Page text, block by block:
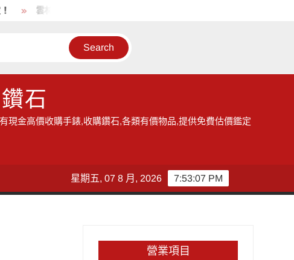
雲林地區的收購手錶服務,讓您獲得現金高價雲林收購手錶的機會
石
現金高價收購手錶,收購鑽石,各類有價物品,提供免費估價鑑定
7:53:08 PM
星期五, 07 8 月, 2026
營業項目